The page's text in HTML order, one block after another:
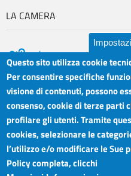
LA CAMERA
Camera di Commercio Industria
Agricoltura del Sud Est Sicilia
Sede legale: Via Cappuccini, 2 - Catania
Sede territoriale: Piazza della Libertà -
Sede territoriale: Via Duca degli Abruzzi,
Posta elettronica certificata: ctrgsr
pec.ctrgsr.camcom.it
Questo sito utilizza cookie
Per consentire specifiche
visione di contenuti, possono
consenso, cookie di terze parti
profilare gli utenti. Tramite
cookies, selezionare le
l’utilizzo e/o modificare le Sue
Policy completa, clicchi